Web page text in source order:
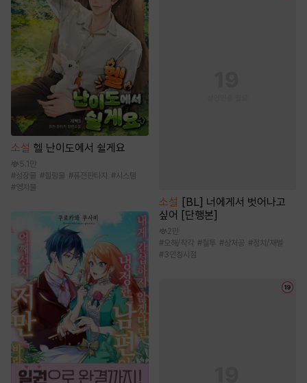
소설 헬 난이도에서 쉴게요
5.1만
#성장물 # 힐링물 #퓨전판타지 #시스템
#영지물
소설 [BL] 너에게서 벗어나고
싶어 [단행본]
2만
#오해/착각 #질투 #상처공 #정치/재벌
#3인칭시점